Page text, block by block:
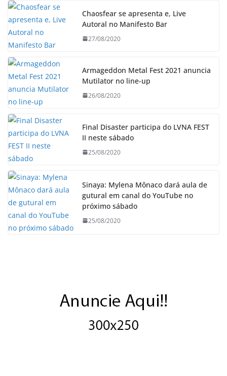
Chaosfear se apresenta e, Live
Autoral no Manifesto Bar
27/08/2020
Armageddon Metal Fest 2021 anuncia
Mutilator no line-up
26/08/2020
Final Disaster participa do LVNA FEST
II neste sábado
25/08/2020
Sinaya: Mylena Mônaco dará aula de
gutural em canal do YouTube no
próximo sábado
25/08/2020